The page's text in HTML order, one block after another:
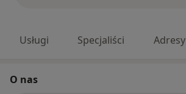
Usługi Specjaliści Adresy
O nas